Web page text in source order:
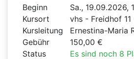
Beginn
Sa., 19.09.2026,
Kursort
vhs - Freidhof
Kursleitung
Ernestina-Maria
Gebühr
150,00 €
Status
Es sind noch 8